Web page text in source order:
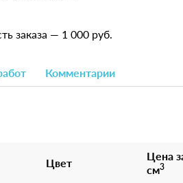
заказа — 1 000 руб.
Комментарии
Цвет
Цена
см3